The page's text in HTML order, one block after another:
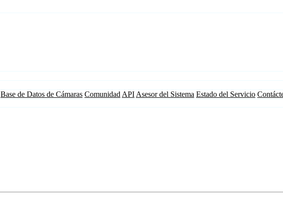
Base de Datos de Cámaras Comunidad API Asesor del Sistema Estado del Servicio